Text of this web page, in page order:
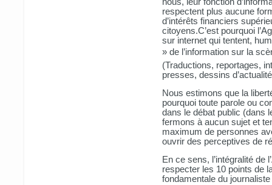
nous, leur fonction
respectent plus aucune
d’intérêts financiers
citoyens.C’est pourquoi
sur internet qui tentent,
» de l’information sur la
(Traductions, reportages,
presses, dessins
Nous estimons que la
pourquoi toute parole ou
dans le débat public (dans
fermons à aucun sujet et
maximum de personnes
ouvrir des perceptives de
En ce sens, l’intégralité de
respecter les 10 points de
fondamentale du journaliste